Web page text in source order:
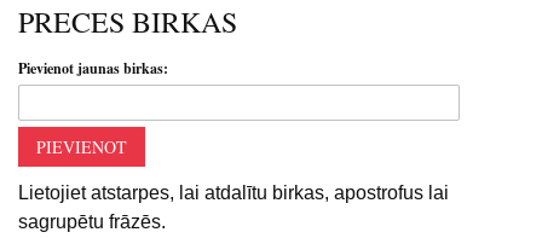
PRECES BIRKAS
Pievienot jaunas birkas:
PIEVIENOT
Lietojiet atstarpes, lai atdalītu birkas, apostrofus lai
sagrupētu frāzēs.